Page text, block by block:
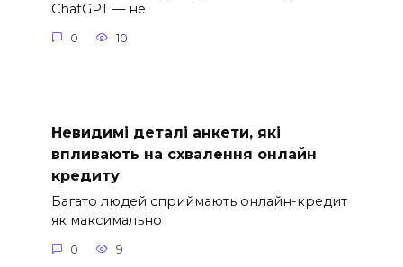
ChatGPT — не
0 10
Невидимі деталі анкети, які
впливають на схвалення онлайн
кредиту
Багато людей сприймають онлайн-кредит
як максимально
0 9